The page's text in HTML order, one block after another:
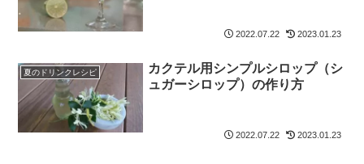
2022.07.22 2023.01.23
夏のドリンクレシピ
カクテル用シンプルシロップ（シ
ュガーシロップ）の作り方
2022.07.22 2023.01.23